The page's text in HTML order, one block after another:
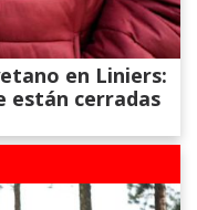
en Liniers:
están cerradas